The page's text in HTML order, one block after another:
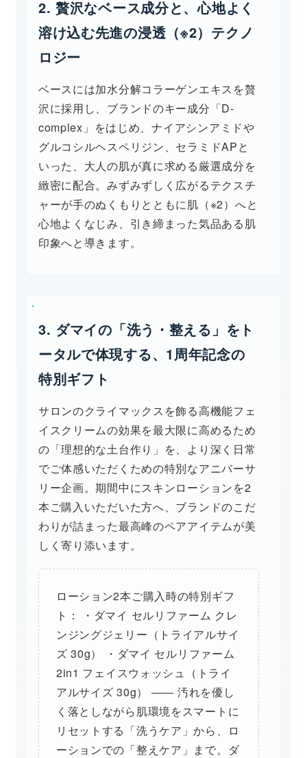
2. 贅沢なベース成分と、心地よく
溶け込む先進の浸透（※2）テクノ
ロジー
ベースには加水分解コラーゲンエキスを贅
沢に採用し、ブランドのキー成分「D-
complex」をはじめ、ナイアシンアミドや
グルコシルヘスペリジン、セラミドAPと
いった、大人の肌が真に求める厳選成分を
緻密に配合。みずみずしく広がるテクスチ
ャーが手のぬくもりとともに肌（※2）へと
心地よくなじみ、引き締まった気品ある肌
印象へと導きます。
3. ダマイの「洗う・整える」をト
ータルで体現する、1周年記念の
特別ギフト
サロンのクライマックスを飾る高機能フェ
イスクリームの効果を最大限に高めるため
の「理想的な土台作り」を、より深く日常
でご体感いただくための特別なアニバーサ
リー企画。期間中にスキンローションを2
本ご購入いただいた方へ、ブランドのこだ
わりが詰まった最高峰のペアアイテムが美
しく寄り添います。
ローション2本ご購入時の特別ギフ
ト： ・ダマイ セルリファーム クレ
ンジングジェリー（トライアルサイ
ズ 30g） ・ダマイ セルリファーム
2in1 フェイスウォッシュ（トライ
アルサイズ 30g） ―― 汚れを優し
く落としながら肌環境をスマートに
リセットする「洗うケア」から、ロ
ーションでの「整えケア」まで。ダ